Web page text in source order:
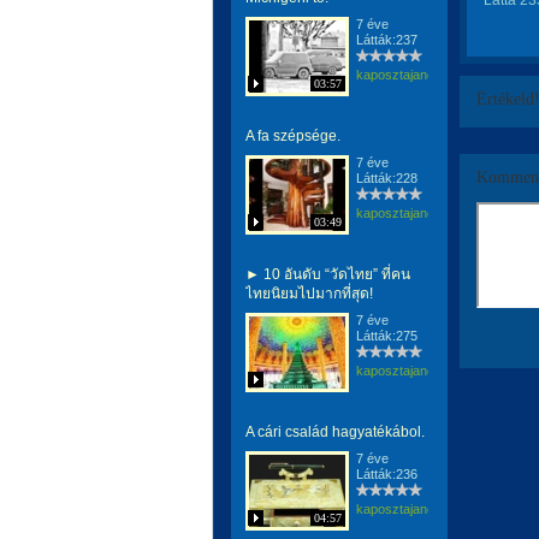
03:57
7 éve
Látták:237
kaposztajanos
A fa szépsége.
03:49
7 éve
Látták:228
kaposztajanos
► 10 อันดับ “วัดไทย” ที่คน
ไทยนิยมไปมากที่สุด!
7 éve
Látták:275
kaposztajanos
A cári család hagyatékábol.
04:57
7 éve
Látták:236
kaposztajanos
Értékeld!